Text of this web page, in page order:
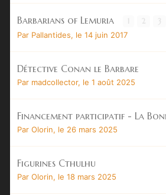
Barbarians of Lemuria 1 2 3
Par Pallantides, le 14 juin 2017
Détective Conan le Barbare
Par madcollector, le 1 août 2025
Financement participatif - La
Par Olorin, le 26 mars 2025
Figurines Cthulhu
Par Olorin, le 18 mars 2025